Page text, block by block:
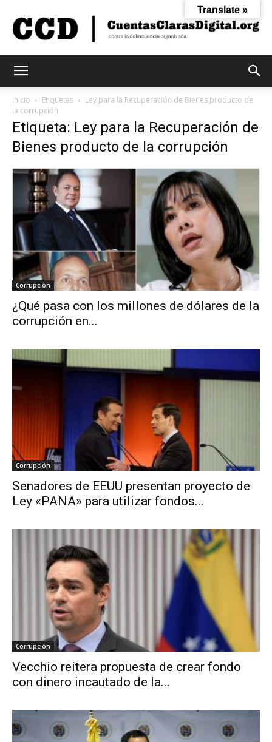
Claras
Digital
Inicio Etiquetas
Ley para la Recuperación de Bienes producto de
la corrupción
Etiqueta: Ley para la Recuperación de
Bienes producto de la corrupción
Corrupción
¿Qué pasa con los millones de dólares de la
corrupción en...
Corrupción
Senadores de EEUU presentan proyecto de
Ley «PANA» para utilizar fondos...
Corrupción
Vecchio reitera propuesta de crear fondo
con dinero incautado de la...
Translate »